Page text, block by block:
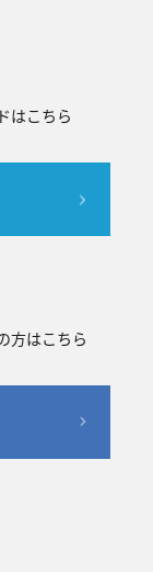
はこちら
方はこちら